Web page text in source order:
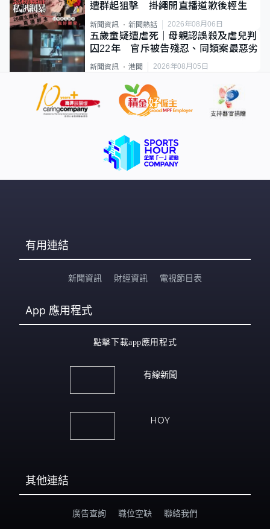
遭群起狙擊 掛繩開直播道歉後輕生
新聞資訊 新聞熱話 2026年08月06日
五歲童疑遭虐死｜母親認誤殺及虐兒判
囚22年 官斥被告殘忍、同類案最惡劣
新聞資訊 港聞 2026年08月05日
有用連結
新聞資訊 財經資訊 電視節目表
App 應用程式
點擊下載app應用程式
有線新聞
HOY
其他連結
廣告查詢 職位空缺 聯絡我們